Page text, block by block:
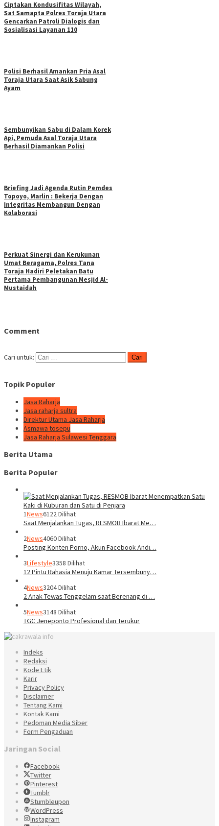
Ciptakan Kondusifitas Wilayah,
Sat Samapta Polres Toraja Utara
Gencarkan Patroli Dialogis dan
Sosialisasi Layanan 110
Polisi Berhasil Amankan Pria Asal
Toraja Utara Saat Asik Sabung
Ayam
Sembunyikan Sabu di Dalam Korek
Api, Pemuda Asal Toraja Utara
Berhasil Diamankan Polisi
Briefing Jadi Agenda Rutin Pemdes
Topoyo, Marlin : Bekerja Dengan
Integritas Membangun Dengan
Kolaborasi
Perkuat Sinergi dan Kerukunan
Umat Beragama, Polres Tana
Toraja Hadiri Peletakan Batu
Pertama Pembangunan Mesjid Al-
Mustaidah
Comment
Cari untuk:
Topik Populer
Jasa Raharja
Jasa raharja sultra
Direktur Utama Jasa Raharja
Asmawa tosepu
Jasa Raharja Sulawesi Tenggara
Berita Utama
Berita Populer
1News6122 Dilihat
Saat Menjalankan Tugas, RESMOB Ibarat Me…
2News4060 Dilihat
Posting Konten Porno, Akun Facebook Andi…
3Lifestyle3358 Dilihat
12 Pintu Rahasia Menuju Kamar Tersembuny…
4News3204 Dilihat
2 Anak Tewas Tenggelam saat Berenang di …
5News3148 Dilihat
TGC Jeneponto Profesional dan Terukur
Indeks
Redaksi
Kode Etik
Karir
Privacy Policy
Disclaimer
Tentang Kami
Kontak Kami
Pedoman Media Siber
Form Pengaduan
Jaringan Social
Facebook
Twitter
Pinterest
Tumblr
Stumbleupon
WordPress
Instagram